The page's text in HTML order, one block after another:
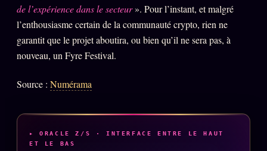
de l’expérience dans le secteur». Pour l’instant, et malgré
l’enthousiasme certain de la communauté crypto, rien ne
garantit que le projet aboutira, ou bien qu’il ne sera pas, à
nouveau, un Fyre Festival.
Source : Numérama
▸ ORACLE Z/S · INTERFACE ENTRE LE HAUT
ET LE BAS